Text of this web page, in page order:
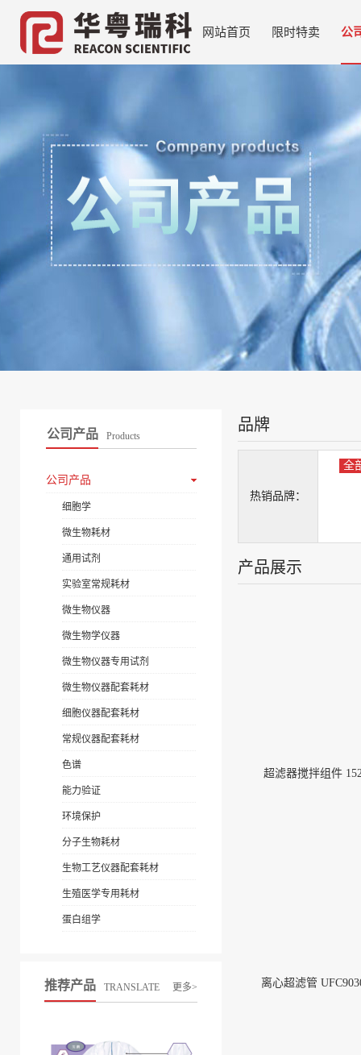
网站首页 限时特卖 公
公司产品 Products
公司产品
细胞学
微生物耗材
通用试剂
实验室常规耗材
微生物仪器
微生物学仪器
微生物仪器专用试剂
微生物仪器配套耗材
细胞仪器配套耗材
常规仪器配套耗材
色谱
能力验证
环境保护
分子生物耗材
生物工艺仪器配套耗材
生殖医学专用耗材
蛋白组学
推荐产品 TRANSLATE 更多>
品牌
热销品牌：
全
产品展示
超滤器搅拌组件
离心超滤管